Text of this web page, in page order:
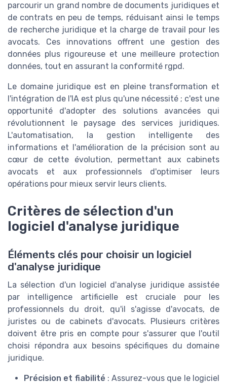
parcourir un grand nombre de documents juridiques et
de contrats en peu de temps, réduisant ainsi le temps
de recherche juridique et la charge de travail pour les
avocats. Ces innovations offrent une gestion des
données plus rigoureuse et une meilleure protection
données, tout en assurant la conformité rgpd.
Le domaine juridique est en pleine transformation et
l'intégration de l'IA est plus qu'une nécessité ; c'est une
opportunité d'adopter des solutions avancées qui
révolutionnent le paysage des services juridiques.
L'automatisation, la gestion intelligente des
informations et l'amélioration de la précision sont au
cœur de cette évolution, permettant aux cabinets
avocats et aux professionnels d'optimiser leurs
opérations pour mieux servir leurs clients.
Critères de sélection d'un
logiciel d'analyse juridique
Éléments clés pour choisir un logiciel
d'analyse juridique
La sélection d'un logiciel d'analyse juridique assistée
par intelligence artificielle est cruciale pour les
professionnels du droit, qu'il s'agisse d'avocats, de
juristes ou de cabinets d'avocats. Plusieurs critères
doivent être pris en compte pour s'assurer que l'outil
choisi répondra aux besoins spécifiques du domaine
juridique.
Précision et fiabilité : Assurez-vous que le logiciel